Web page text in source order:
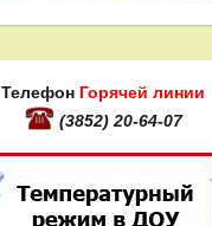
Телефон Горячей линии
(3852) 20-64-07